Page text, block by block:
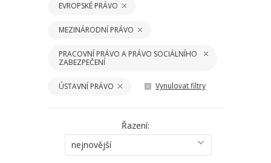
EVROPSKÉ PRÁVO
MEZINÁRODNÍ PRÁVO
PRACOVNÍ PRÁVO A PRÁVO SOCIÁLNÍHO
ZABEZPEČENÍ
ÚSTAVNÍ PRÁVO Vynulovat filtry
Řazení:
nejnovější